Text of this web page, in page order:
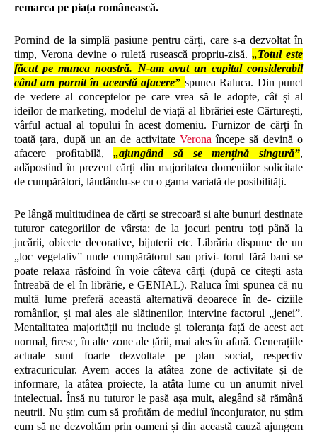
remarca pe piața românească.
Pornind de la simplă pasiune pentru cărți, care s-a dezvoltat în
timp, Verona devine o ruletă rusească propriu-zisă. „Totul este
făcut pe munca noastră. N-am avut un capital considerabil
când am pornit în această afacere” spunea Raluca. Din punct
de vedere al conceptelor pe care vrea să le adopte, cât și al
ideilor de marketing, modelul de viață al librăriei este Cărturești,
vârful actual al topului în acest domeniu. Furnizor de cărți în
toată țara, după un an de activitate Verona începe să devină o
afacere proﬁtabilă,„ajungândsă semențină singură”,
adăpostind în prezent cărți din majoritatea domeniilor solicitate
de cumpărători, lăudându-se cu o gama variată de posibilități.
Pe lângă multitudinea de cărți se strecoară si alte bunuri destinate
tuturor categoriilor de vârsta: de la jocuri pentru toți până la
jucării, obiecte decorative, bijuterii etc. Librăria dispune de un
„loc vegetativ” unde cumpărătorul sau privi- torul fără bani se
poate relaxa răsfoind în voie câteva cărți (după ce citești asta
întreabă de el în librărie, e GENIAL). Raluca îmi spunea că nu
multă lume preferă această alternativă deoarece în de- ciziile
românilor, și mai ales ale slătinenilor, intervine factorul „jenei”.
Mentalitatea majorității nu include și toleranța față de acest act
normal, ﬁresc, în alte zone ale țării, mai ales în afară. Generațiile
actuale sunt foarte dezvoltate pe plan social, respectiv
extracuricular. Avem acces la atâtea zone de activitate și de
informare, la atâtea proiecte, la atâta lume cu un anumit nivel
intelectual. Însă nu tuturor le pasă așa mult, alegând să rămână
neutrii. Nu știm cum să proﬁtăm de mediul înconjurator, nu știm
cum să ne dezvoltăm prin oameni și din această cauză ajungem